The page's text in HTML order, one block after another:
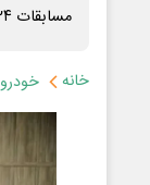
مسابقات ۲۰۲۴ FIVA World Rally بدرقه کرد.
خانه خودرو